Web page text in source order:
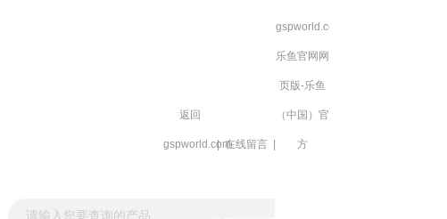
返回
gspworld.com
| 在线留言
gspworld.com-
乐鱼官网网
页版-乐鱼
（中国）官
方